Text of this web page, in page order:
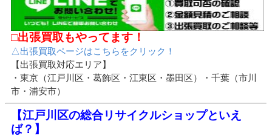
□出張買取もやってます！
△出張買取ページはこちらをクリック！
【出張買取対応エリア】
・東京（江戸川区・葛飾区・江東区・墨田区）・千葉（市川
市・浦安市）
【江戸川区の総合リサイクルショップといえ
ば？】